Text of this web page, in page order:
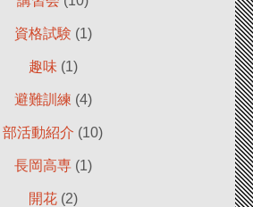
資格試験 (1)
趣味 (1)
避難訓練 (4)
部活動紹介 (10)
長岡高専(1)
開花(2)